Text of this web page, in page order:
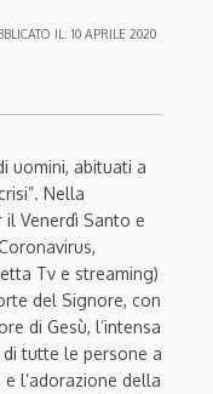
IL: 10 APRILE 2020
uomini, abituati a
Nella
Venerdì Santo e
Tv e streaming)
del Signore, con
di Gesù, l’intensa
tutte le persone a
l’adorazione della